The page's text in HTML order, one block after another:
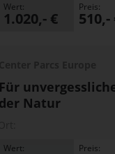
Wert:
1.020,- €
Preis:
510,-
Für
der Natur
Wert: Preis: